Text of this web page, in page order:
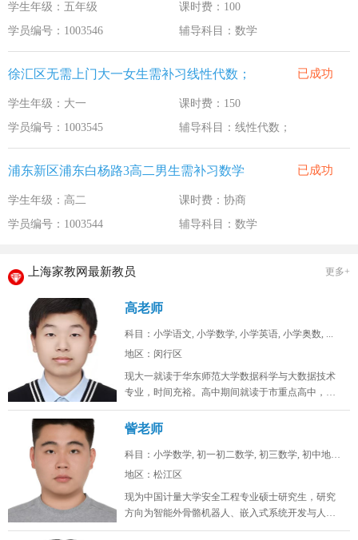
学生年级：五年级
课时费：100
学员编号：1003546
辅导科目：数学
徐汇区无需上门大一女生需补习线性代数； 已成功
学生年级：大一
课时费：150
学员编号：1003545
辅导科目：线性代数；
浦东新区浦东白杨路3高二男生需补习数学 已成功
学生年级：高二
课时费：协商
学员编号：1003544
辅导科目：数学
上海家教网最新教员 更多+
高老师
科目：小学语文, 小学数学, 小学英语, 小学奥数, ...
地区：闵行区
现大一就读于华东师范大学数据科学与大数据技术
专业，时间充裕。高中期间就读于市重点高中，总
分常年保持在年极段A+水平，数学...
訾老师
科目：小学数学, 初一初二数学, 初三数学, 初中地理...
地区：松江区
现为中国计量大学安全工程专业硕士研究生，研究
方向为智能外骨骼机器人、嵌入式系统开发与人工
智能算法。目前在卧龙电驱中央研究...